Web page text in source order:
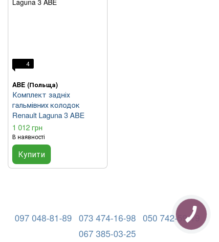
4
ABE (Польща)
Комплект задніх
гальмівних колодок
Renault Laguna 3 ABE
1 012 грн
В наявності
Купити
097 048-81-89 073 474-16-98 050 742-59-19
067 385-03-25